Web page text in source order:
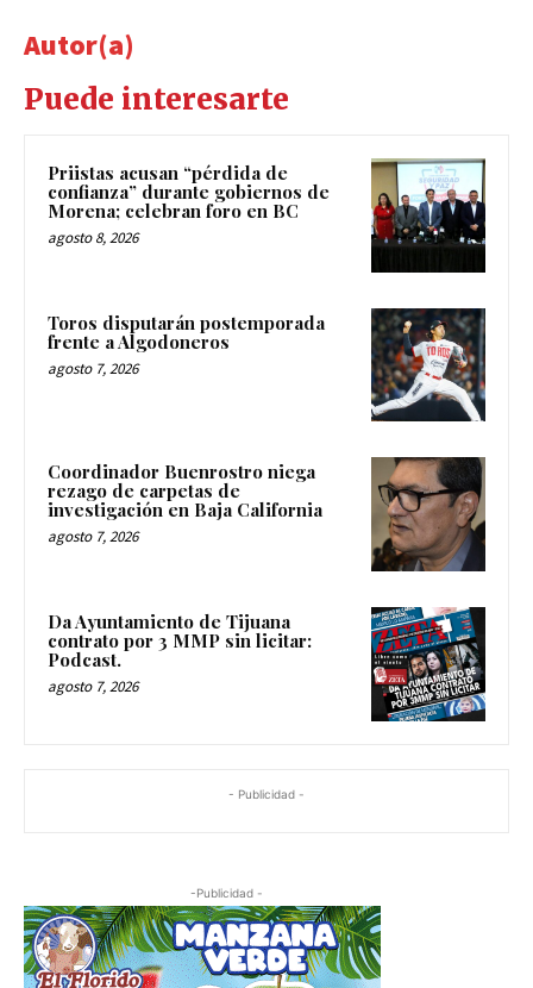
Autor(a)
Puede interesarte
Priistas acusan “pérdida de
confianza” durante gobiernos de
Morena; celebran foro en BC
agosto 8, 2026
Toros disputarán postemporada
frente a Algodoneros
agosto 7, 2026
Coordinador Buenrostro niega
rezago de carpetas de
investigación en Baja California
agosto 7, 2026
Da Ayuntamiento de Tijuana
contrato por 3 MMP sin licitar:
Podcast.
agosto 7, 2026
- Publicidad -
-Publicidad -